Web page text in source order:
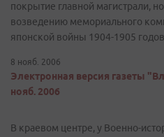
покрытие главной магистрали,
возведению мемориального
японской войны 1904-1905
8 нояб. 2006
Электронная версия газеты
нояб. 2006
В краевом центре, у Военно-